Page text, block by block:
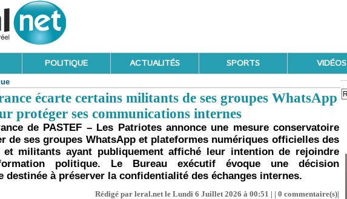
POLITIQUE ACTUALITÉS SPORTS VIDÉOS
écarte certains militants de ses groupes WhatsApp
protéger ses communications internes
de PASTEF – Les Patriotes annonce une mesure conservatoire
de ses groupes WhatsApp et plateformes numériques officielles des
et militants ayant publiquement affiché leur intention de rejoindre
politique. Le Bureau exécutif évoque une décision
destinée à préserver la confidentialité des échanges internes.
Rédigé par leral.net le Lundi 6 Juillet 2026 à 00:51 | | 0 commentaire(s)|